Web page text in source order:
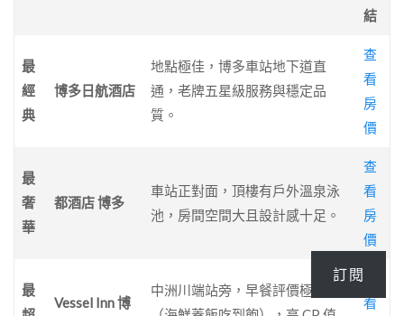
結
最
經
典
博多日航酒店
地點極佳，博多車站地下道直
通，老牌五星級服務與穩定品
質。
查
看
房
價
最
奢
華
都酒店 博多
車站正對面，頂樓有戶外溫泉泳
池，房間空間大且設計感十足。
查
看
房
價
最
Vessel Inn 博
中洲川端站旁，早餐評價極高
看
訂閱